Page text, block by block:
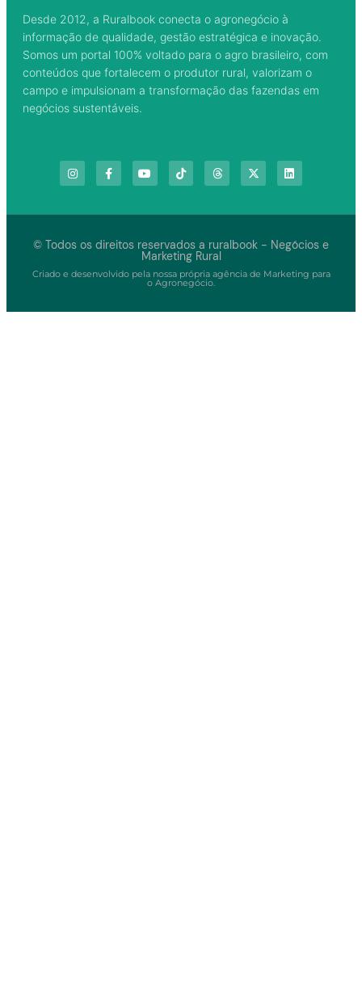
Desde 2012, a Ruralbook conecta o agronegócio à
informação de qualidade, gestão estratégica e inovação.
Somos um portal 100% voltado para o agro brasileiro, com
conteúdos que fortalecem o produtor rural, valorizam o
campo e impulsionam a transformação das fazendas em
negócios sustentáveis.
© Todos os direitos reservados a ruralbook - Negócios e
Marketing Rural
Criado e desenvolvido pela nossa própria agência de Marketing para
o Agronegócio.